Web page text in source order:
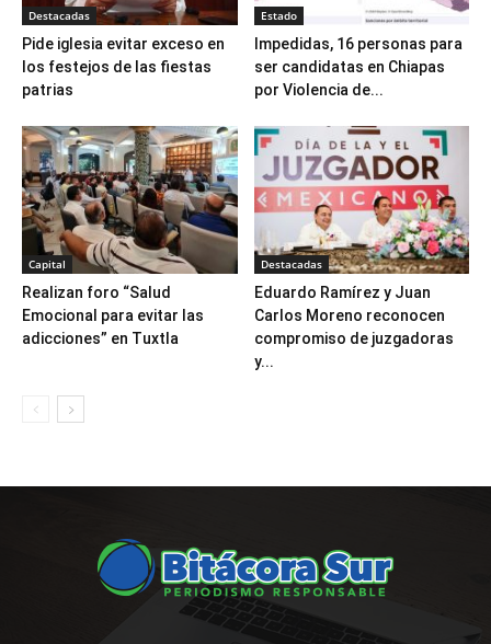
Destacadas
Pide iglesia evitar exceso en
los festejos de las fiestas
patrias
Estado
Impedidas, 16 personas para
ser candidatas en Chiapas
por Violencia de...
Capital
Realizan foro “Salud
Emocional para evitar las
adicciones” en Tuxtla
Destacadas
Eduardo Ramírez y Juan
Carlos Moreno reconocen
compromiso de juzgadoras
y...